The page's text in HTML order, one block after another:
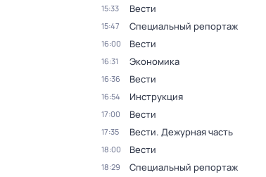
15:33 Вести
15:47 Специальный репортаж
16:00 Вести
16:31 Экономика
16:36 Вести
16:54 Инструкция
17:00 Вести
17:35 Вести. Дежурная часть
18:00 Вести
18:29 Специальный репортаж